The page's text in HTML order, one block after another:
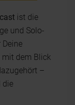
ist die
und Solo-
mit dem Blick
–
die